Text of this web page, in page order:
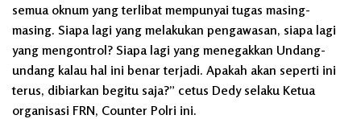
semua oknum yang terlibat mempunyai tugas masing-
masing. Siapa lagi yang melakukan pengawasan, siapa lagi
yang mengontrol? Siapa lagi yang menegakkan Undang-
undang kalau hal ini benar terjadi. Apakah akan seperti ini
terus, dibiarkan begitu saja?” cetus Dedy selaku Ketua
organisasi FRN, Counter Polri ini.